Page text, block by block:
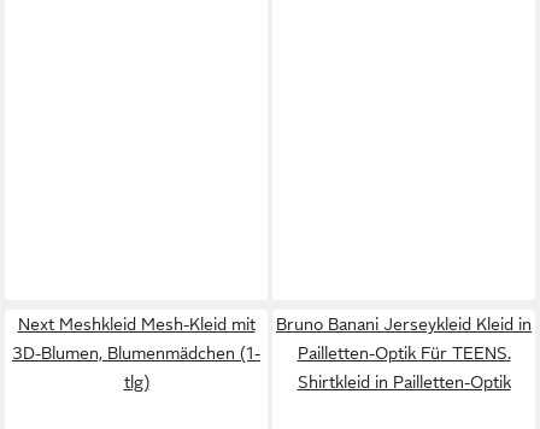
Next Meshkleid Mesh-Kleid mit
3D-Blumen, Blumenmädchen (1-
tlg)
Bruno Banani Jerseykleid Kleid in
Pailletten-Optik Für TEENS.
Shirtkleid in Pailletten-Optik